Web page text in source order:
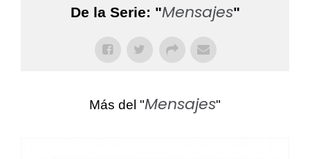
De la Serie: "Mensajes"
Más del "Mensajes"